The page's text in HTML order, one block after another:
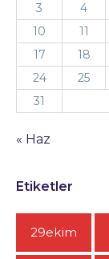
3
4
10
11
17
18
24
25
31
« Haz
Etiketler
29ekim